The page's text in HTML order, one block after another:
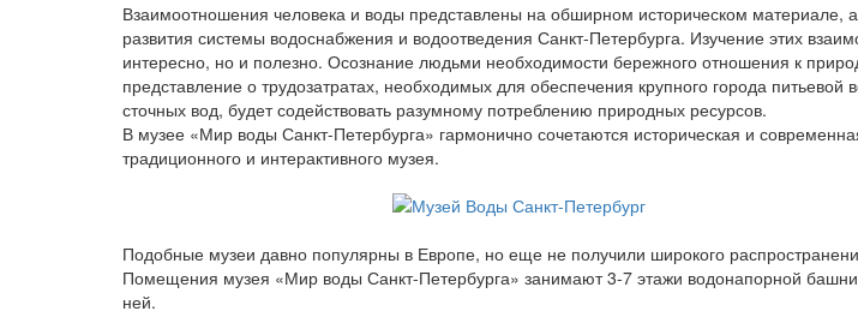
Взаимоотношения человека и воды представлены на обширном историческом материале,
развития системы водоснабжения и водоотведения Санкт-Петербурга. Изучение этих
интересно, но и полезно. Осознание людьми необходимости бережного отношения к
представление о трудозатратах, необходимых для обеспечения крупного города питьевой
сточных вод, будет содействовать разумному потреблению природных ресурсов.
В музее «Мир воды Санкт-Петербурга» гармонично сочетаются историческая и
традиционного и интерактивного музея.
Подобные музеи давно популярны в Европе, но еще не получили широкого
Помещения музея «Мир воды Санкт-Петербурга» занимают 3-7 этажи водонапорной башни
ней.